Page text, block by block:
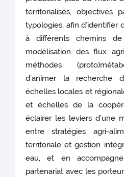
territorialisés, objectivés
typologies, afin d’identifier
à différents chemins de
modélisation des flux
méthodes
d’animer la recherche
échelles locales et
et échelles de la
éclairer les leviers d’une
entre stratégies agri-
territoriale et gestion
eau, et en
partenariat avec les